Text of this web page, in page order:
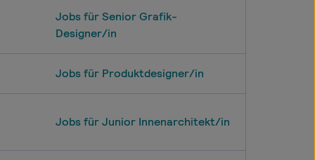
Jobs für Senior Grafik-
Designer/in
Jobs für Produktdesigner/in
Jobs für Junior Innenarchitekt/in